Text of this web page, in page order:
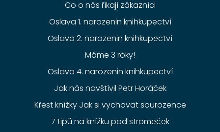
Co o nás říkají zákazníci
Oslava 1. narozenin knihkupectví
Oslava 2. narozenin knihkupectví
Máme 3 roky!
Oslava 4. narozenin knihkupectví
Jak nás navštívil Petr Horáček
Křest knížky Jak si vychovat sourozence
7 tipů na knížku pod stromeček